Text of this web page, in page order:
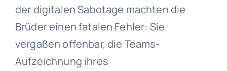
der digitalen Sabotage machten die
Brüder einen fatalen Fehler: Sie
vergaßen offenbar, die Teams-
Aufzeichnung ihres